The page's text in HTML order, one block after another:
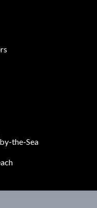
the-Sea